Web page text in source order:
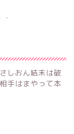
しおん結末は破
手はまやって本